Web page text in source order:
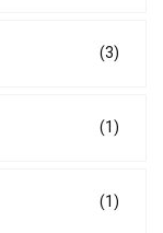
(3)
(1)
(1)